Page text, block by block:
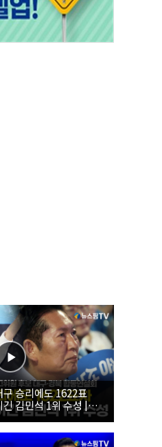
승리에도 1622표
김민석 1위 수성 |
당대표·최고위원 후
회